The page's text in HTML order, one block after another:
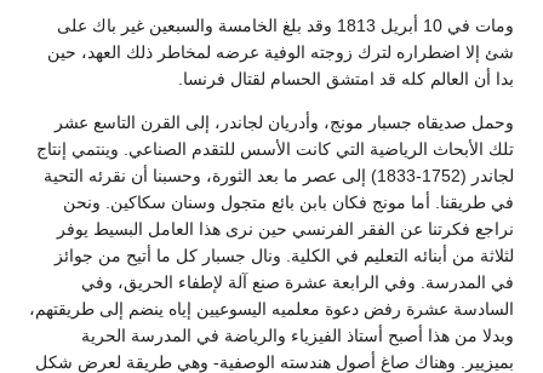
ومات في 10 أبريل 1813 وقد بلغ الخامسة والسبعين غير باك على
شئ إلا اضطراره لترك زوجته الوفية عرضه لمخاطر ذلك العهد، حين
بدا أن العالم كله قد امتشق الحسام لقتال فرنسا.
وحمل صديقاه جسبار مونج، وأدريان لجاندر، إلى القرن التاسع عشر
تلك الأبحاث الرياضية التي كانت الأسس للتقدم الصناعي. وينتمي إنتاج
لجاندر (1752-1833) إلى عصر ما بعد الثورة، وحسبنا أن نقرئه التحية
في طريقنا. أما مونج فكان بابن بائع متجول وسنان سكاكين. ونحن
نراجع فكرتنا عن الفقر الفرنسي حين نرى هذا العامل البسيط يوفر
لثلاثة من أبنائه التعليم في الكلية. ونال جسبار كل ما أتيح من جوائز
في المدرسة. وفي الرابعة عشرة صنع آلة لإطفاء الحريق، وفي
السادسة عشرة رفض دعوة معلميه اليسوعيين إياه ينضم إلى طريقتهم،
وبدلا من هذا أصبح أستاذ الفيزياء والرياضة في المدرسة الحرية
بميزيير. وهناك صاغ أصول هندسته الوصفية- وهي طريقة لعرض شكل